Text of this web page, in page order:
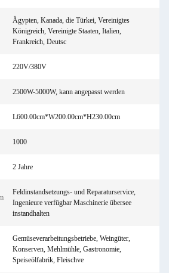
Ägypten, Kanada, die Türkei, Vereinigtes
Königreich, Vereinigte Staaten, Italien,
Frankreich, Deutsc
220V/380V
2500W-5000W, kann angepasst werden
L600.00cm*W200.00cm*H230.00cm
1000
2 Jahre
Feldinstandsetzungs- und Reparaturservice,
Ingenieure verfügbar Maschinerie übersee
instandhalten
Gemüseverarbeitungsbetriebe, Weingüter,
Konserven, Mehlmühle, Gastronomie,
Speiseölfabrik, Fleischve